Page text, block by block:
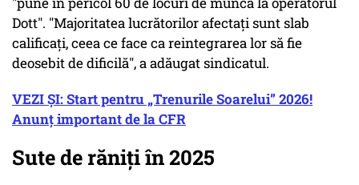
Dott". "Majoritatea lucrătorilor afectaţi sunt slab
calificaţi, ceea ce face ca reintegrarea lor să fie
deosebit de dificilă", a adăugat sindicatul.
VEZI ȘI: Start pentru „Trenurile Soarelui” 2026!
Anunț important de la CFR
Sute de răniți în 2025